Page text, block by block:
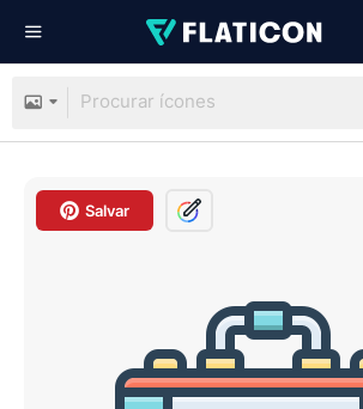
Salvar